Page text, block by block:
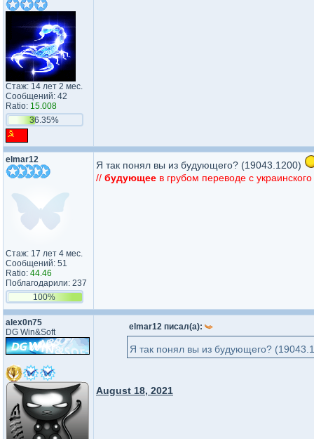
Стаж: 14 лет 2 мес.
Сообщений: 42
Ratio: 15.008
36.35%
elmar12
Стаж: 17 лет 4 мес.
Сообщений: 51
Ratio: 44.46
Поблагодарили: 237
100%
Я так понял вы из будующего? (19043.1200)
// будующее в грубом переводе с украинского
alex0n75
DG Win&Soft
elmar12 писал(а):
Я так понял вы из будующего?
August 18, 2021